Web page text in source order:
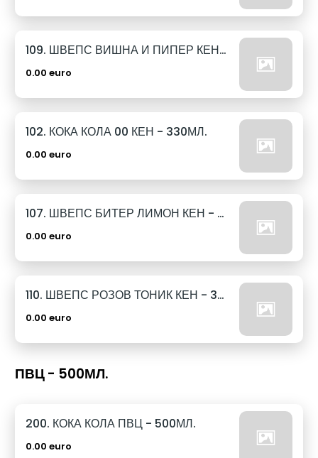
109. ШВЕПС ВИШНА И ПИПЕР КЕН - 330МЛ.
0.00 euro
102. КОКА КОЛА 00 КЕН - 330МЛ.
0.00 euro
107. ШВЕПС БИТЕР ЛИМОН КЕН - 330МЛ.
0.00 euro
110. ШВЕПС РОЗОВ ТОНИК КЕН - 330МЛ.
0.00 euro
ПВЦ - 500МЛ.
200. КОКА КОЛА ПВЦ - 500МЛ.
0.00 euro